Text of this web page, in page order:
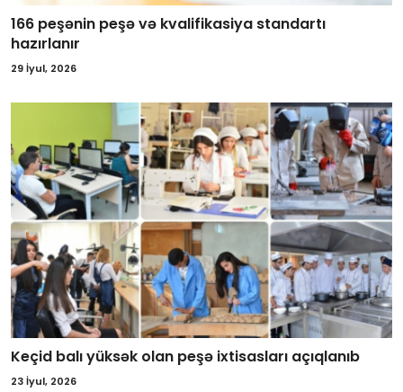
166 peşənin peşə və kvalifikasiya standartı
hazırlanır
29 İyul, 2026
Keçid balı yüksək olan peşə ixtisasları açıqlanıb
23 İyul, 2026